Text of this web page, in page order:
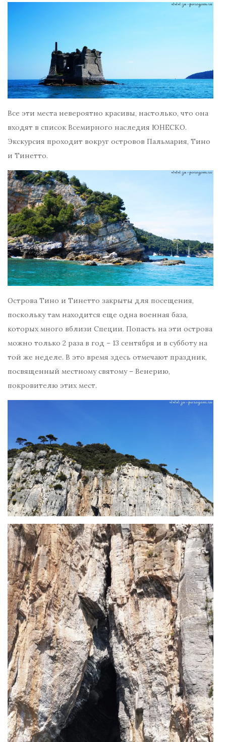
Все эти места невероятно красивы, настолько, что она
входят в список Всемирного наследия ЮНЕСКО.
Экскурсия проходит вокруг островов Пальмария, Тино
и Тинетто.
Острова Тино и Тинетто закрыты для посещения,
поскольку там находится еще одна военная база,
которых много вблизи Специи. Попасть на эти острова
можно только 2 раза в год – 13 сентября и в субботу на
той же неделе. В это время здесь отмечают праздник,
посвященный местному святому – Венерию,
покровителю этих мест.